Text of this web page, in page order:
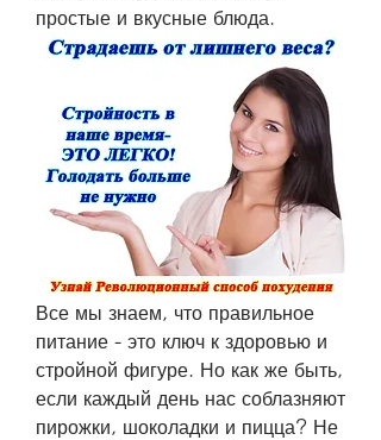
простые и вкусные блюда.
Все мы знаем, что правильное
питание - это ключ к здоровью и
стройной фигуре. Но как же быть,
если каждый день нас соблазняют
пирожки, шоколадки и пицца? Не